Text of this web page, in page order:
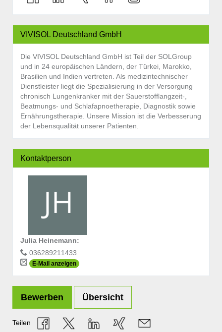
VIVISOL Deutschland GmbH
Die VIVISOL Deutschland GmbH ist Teil der SOLGroup
und in 24 europäischen Ländern, der Türkei, Marokko,
Brasilien und Indien vertreten. Als medizintechnischer
Dienstleister liegt die Spezialisierung in der Versorgung
chronisch Lungenkranker mit der Sauerstofflangzeit-,
Beatmungs- und Schlafapnoetherapie, Diagnostik sowie
Ernährungstherapie. Unsere Mission ist die Verbesserung
der Lebensqualität unserer Patienten.
Kontaktperson
Julia Heinemann:
036289211433
E-Mail anzeigen
Bewerben Übersicht
Teilen